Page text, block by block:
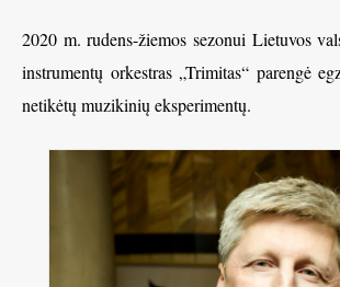
2020 m. rudens-žiemos sezonui Lietuvos
instrumentų orkestras „Trimitas“ parengė
netikėtų muzikinių eksperimentų.